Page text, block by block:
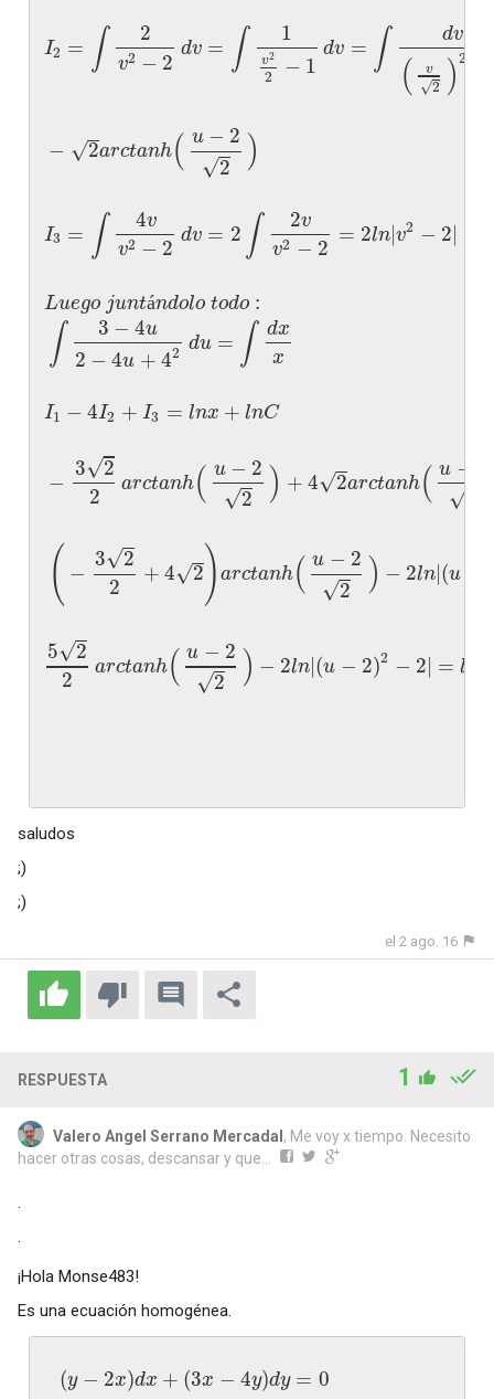
I2 = ∫ 2
v2 − 2 dv = ∫ 1
v2
2 − 1
dv = ∫ dv
( v
2
√ )2
− 2
√ arctanh( u− 2
2
√ )
I3 = ∫ 4v
v2 − 2 dv = 2 ∫ 2v
v2 − 2 = 2ln|v2 − 2|
Luegojuntándolotodo :
∫ 3− 4u
2− 4u +42 du = ∫ dx
x
I1 − 4I2 +I3 = lnx +lnC
− 3 2
√
2
arctanh( u− 2
2
√ ) +4 2
√ arctanh( u −
√
( − 3 2
√
2
+4 2
√ )arctanh( u − 2
2
√ ) − 2ln|(u
5 2
√
2
arctanh( u − 2
2
√ ) − 2ln|(u − 2)2 − 2| = l
saludos
;)
;)
el 2 ago. 16
RESPUESTA 1
Valero Angel Serrano Mercadal , Me voy x tiempo. Necesito
hacer otras cosas, descansar y que...
·
·
¡Hola Monse483!
Es una ecuación homogénea.
(y − 2x)dx +(3x −4y)dy = 0